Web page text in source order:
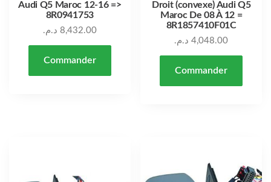
Audi Q5 Maroc 12-16 =>
8R0941753
8,432.00 د.م.
Commander
Droit (convexe) Audi Q5
Maroc De 08 À 12 =
8R1857410F01C
4,048.00 د.م.
Commander